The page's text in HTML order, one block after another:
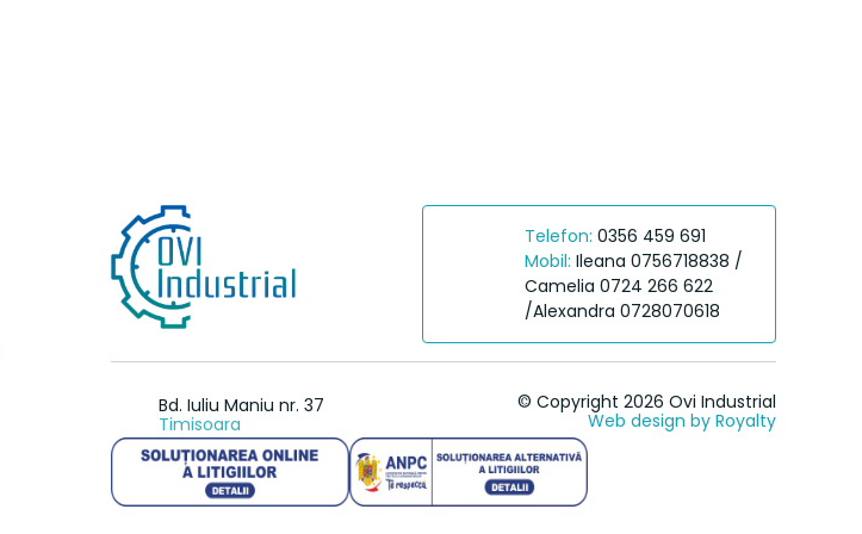
Telefon: 0356 459 691
Mobil: Ileana 0756718838 /
Camelia 0724 266 622
/Alexandra 0728070618
Bd. Iuliu Maniu nr. 37
Timisoara
© Copyright 2026 Ovi Industrial
Web design by Royalty